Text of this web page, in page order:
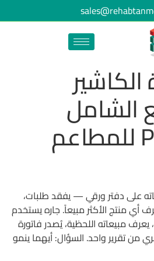
الشامل
2026 | POS للمطاعم
على دفتر ورقي — يفقد طلبات،
أي منتج الأكثر مبيعاً. جاره يستخدم
، يعرف مبيعاته اللحظية، يُصدر فاتورة
من تقرير واحد. السؤال: أيهما ينمو